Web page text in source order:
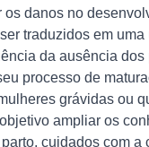
danos no
traduzidos em
da ausência
processo de
grávidas ou
ampliar os
cuidados com a